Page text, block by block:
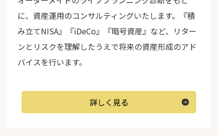
に、資産運用のコンサルティングいたします。『積
み立てNISA』『iDeCo』『暗号資産』など、リター
ンとリスクを理解したうえで将来の資産形成のアド
バイスを行います。
詳しく見る